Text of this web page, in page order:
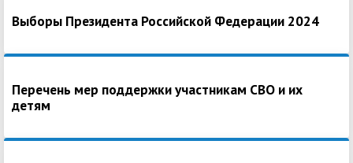
Выборы Президента Российской Федерации 2024
Перечень мер поддержки участникам СВО и их
детям